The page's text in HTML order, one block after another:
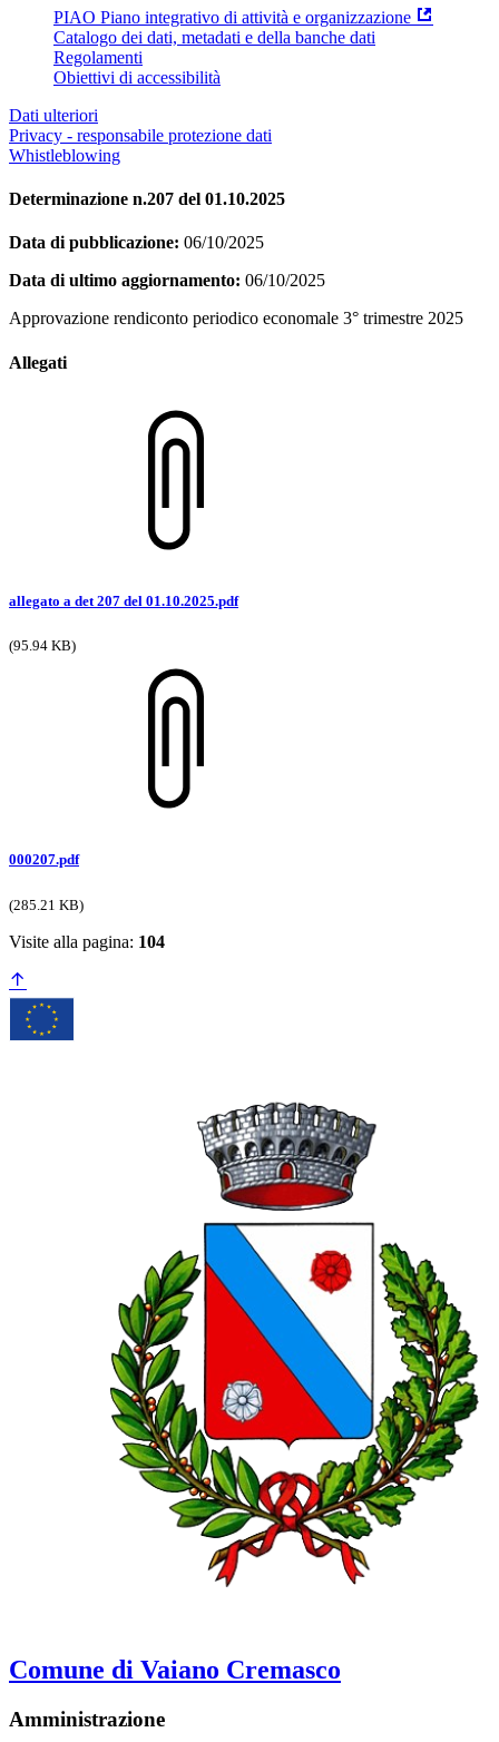
PIAO Piano integrativo di attività e organizzazione
Catalogo dei dati, metadati e della banche dati
Regolamenti
Obiettivi di accessibilità
Dati ulteriori
Privacy - responsabile protezione dati
Whistleblowing
Determinazione n.207 del 01.10.2025
Data di pubblicazione: 06/10/2025
Data di ultimo aggiornamento: 06/10/2025
Approvazione rendiconto periodico economale 3° trimestre 2025
Allegati
allegato a det 207 del 01.10.2025.pdf
(95.94 KB)
000207.pdf
(285.21 KB)
Visite alla pagina: 104
Comune di Vaiano Cremasco
Amministrazione